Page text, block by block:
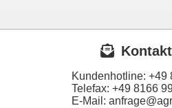
Kundenhotline: +49
Telefax: +49 8166
E-Mail: